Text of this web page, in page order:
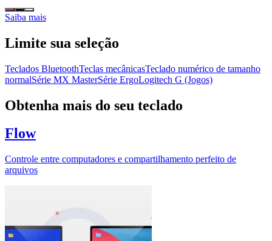
Saiba mais
Limite sua seleção
Teclados BluetoothTeclas mecânicasTeclado numérico de tamanho
normalSérie MX MasterSérie ErgoLogitech G (Jogos)
Obtenha mais do seu teclado
Flow
Controle entre computadores e compartilhamento perfeito de
arquivos